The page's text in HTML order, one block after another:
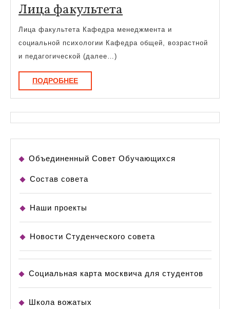
Лица факультета
факультета
Лица факультета Кафедра менеджмента и
социальной психологии Кафедра общей, возрастной
и педагогической (далее…)
ПОДРОБНЕЕПОДРОБНЕЕ
Объединенный Совет Обучающихся
Состав совета
Наши проекты
Новости Студенческого совета
Социальная карта москвича для студентов
Школа вожатых